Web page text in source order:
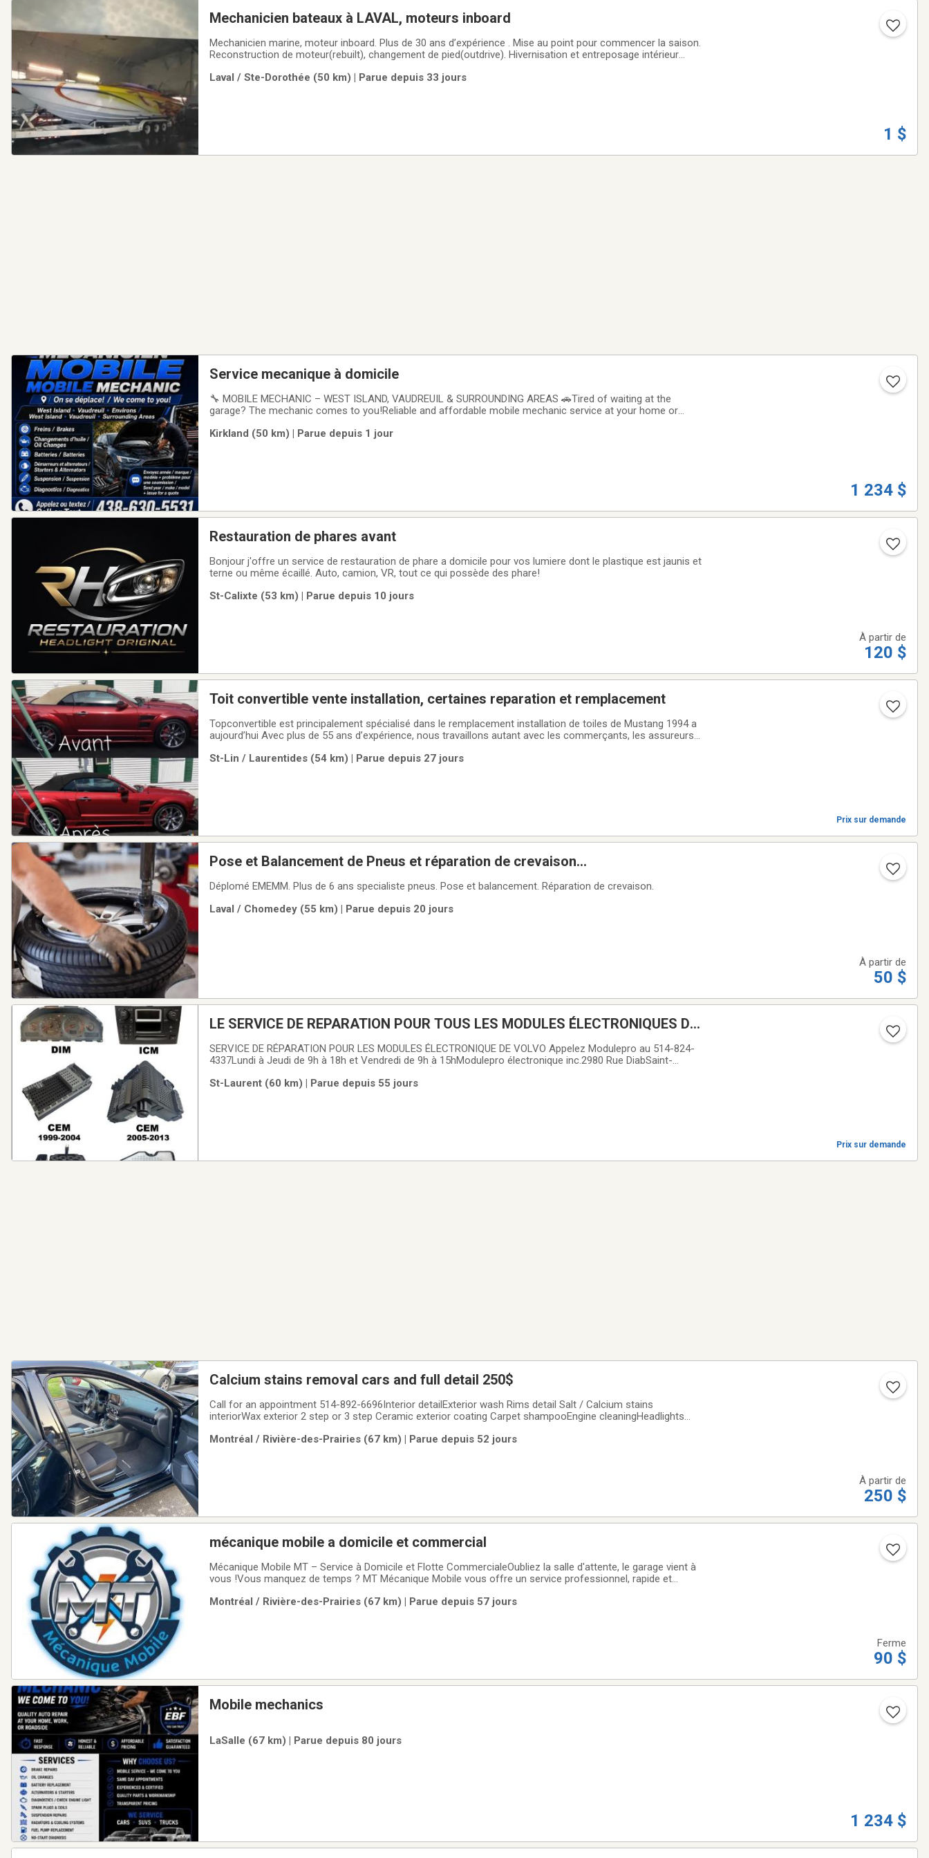
Mechanicien bateaux à LAVAL, moteurs inboard
Mechanicien marine, moteur inboard. Plus de 30 ans d’expérience . Mise au point pour commencer la saison.
Reconstruction de moteur(rebuilt), changement de pied(outdrive). Hivernisation et entreposage intérieur
Laval / Ste-Dorothée (50 km) | Parue depuis 33 jours
1 $
Service mecanique à domicile
🔧 MOBILE MECHANIC – WEST ISLAND, VAUDREUIL & SURROUNDING AREAS 🚗Tired of waiting at the
garage? The mechanic comes to you!Reliable and affordable mobile mechanic service at your home or
engine-light diagnostics✅ General maintenance and minor
Kirkland (50 km) | Parue depuis 1 jour
1 234 $
Restauration de phares avant
Bonjour j'offre un service de restauration de phare a domicile pour vos lumiere dont le plastique est jaunis et
terne ou même écaillé. Auto, camion, VR, tout ce qui possède des phare!
St-Calixte (53 km) | Parue depuis 10 jours
À partir de
120 $
Toit convertible vente installation, certaines reparation et remplacement
Topconvertible est principalement spécialisé dans le remplacement installation de toiles de Mustang 1994 a
aujourd’hui Avec plus de 55 ans d’expérience, nous travaillons autant avec les commerçants, les assureurs
l’original. Pour une
St-Lin / Laurentides (54 km) | Parue depuis 27 jours
Prix sur demande
Pose et Balancement de Pneus et réparation de crevaison...
Déplomé EMEMM. Plus de 6 ans specialiste pneus. Pose et balancement. Réparation de crevaison.
Laval / Chomedey (55 km) | Parue depuis 20 jours
À partir de
50 $
LE SERVICE DE REPARATION POUR TOUS LES MODULES ÉLECTRONIQUES DE
SERVICE DE RÉPARATION POUR LES MODULES ÉLECTRONIQUE DE VOLVO Appelez Modulepro au 514-824-
4337Lundi à Jeudi de 9h à 18h et Vendredi de 9h à 15hModulepro électronique inc.2980 Rue DiabSaint-
centrale (CEM) ⦁ Module de commande d'info-divertissement (ICM)
St-Laurent (60 km) | Parue depuis 55 jours
Prix sur demande
Calcium stains removal cars and full detail 250$
Call for an appointment 514-892-6696Interior detailExterior wash Rims detail Salt / Calcium stains
interiorWax exterior 2 step or 3 step Ceramic exterior coating Carpet shampooEngine cleaningHeadlights
Montréal / Rivière-des-Prairies (67 km) | Parue depuis 52 jours
À partir de
250 $
mécanique mobile a domicile et commercial
Mécanique Mobile MT – Service à Domicile et Flotte Commerciale​Oubliez la salle d'attente, le garage vient à
vous !​Vous manquez de temps ? MT Mécanique Mobile vous offre un service professionnel, rapide et
réorganiser votre journée.​Nos Services
Montréal / Rivière-des-Prairies (67 km) | Parue depuis 57 jours
Ferme
90 $
Mobile mechanics
LaSalle (67 km) | Parue depuis 80 jours
1 234 $